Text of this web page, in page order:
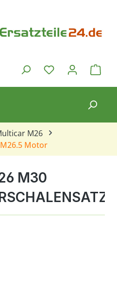
Du hast 0
M26
M26.5 Motor
M30